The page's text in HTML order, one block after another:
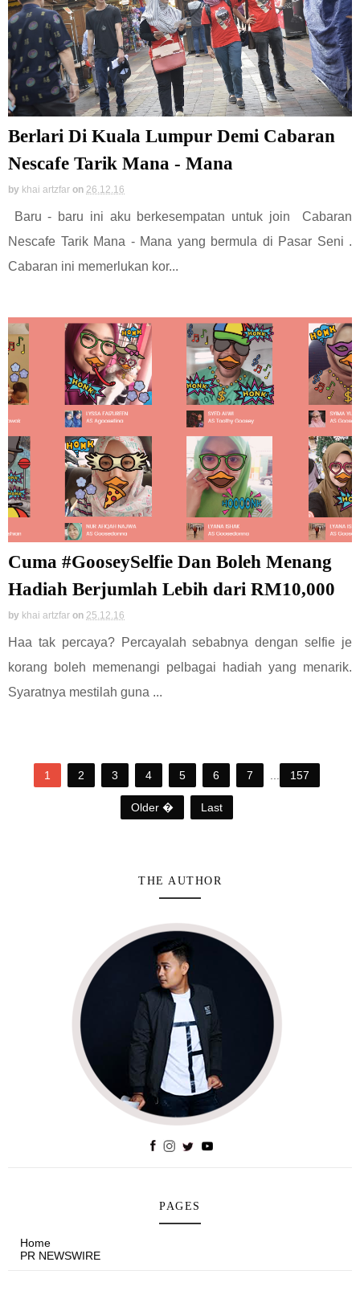
Berlari Di Kuala Lumpur Demi Cabaran
Nescafe Tarik Mana - Mana
by khai artzfar on 26.12.16
Baru - baru ini aku berkesempatan untuk join Cabaran
Nescafe Tarik Mana - Mana yang bermula di Pasar Seni .
Cabaran ini memerlukan kor...
Cuma #GooseySelfie Dan Boleh Menang
Hadiah Berjumlah Lebih dari RM10,000
by khai artzfar on 25.12.16
Haa tak percaya? Percayalah sebabnya dengan selfie je
korang boleh memenangi pelbagai hadiah yang menarik.
Syaratnya mestilah guna ...
1 2 3 4 5 6 7 157
Older � Last
THE AUTHOR
PAGES
Home
PR NEWSWIRE